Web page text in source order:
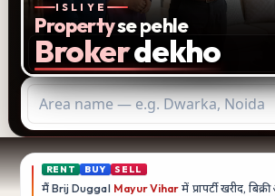
ISLIYE
Propertyse pehle
Brokerdekho
RENT BUY SELL
मैं Brij Duggal Mayur Vihar में प्रापर्टी खरीद,